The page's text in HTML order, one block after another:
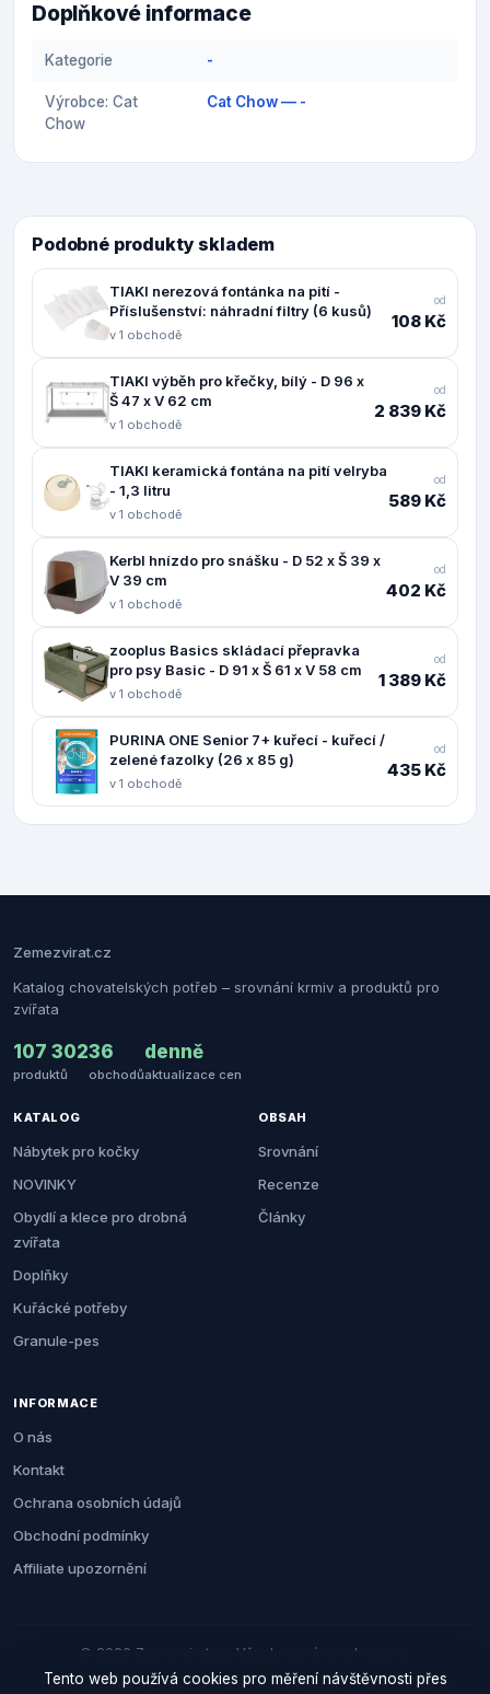
Doplňkové informace
Kategorie -
Výrobce: Cat
Chow
Cat Chow — -
Podobné produkty skladem
TIAKI nerezová fontánka na pití -
Příslušenství: náhradní filtry (6 kusů)
v 1 obchodě
od
108 Kč
TIAKI výběh pro křečky, bílý - D 96 x
Š 47 x V 62 cm
v 1 obchodě
od
2 839 Kč
TIAKI keramická fontána na pití velryba
- 1,3 litru
v 1 obchodě
od
589 Kč
Kerbl hnízdo pro snášku - D 52 x Š 39 x
V 39 cm
v 1 obchodě
od
402 Kč
zooplus Basics skládací přepravka
pro psy Basic - D 91 x Š 61 x V 58 cm
v 1 obchodě
od
1 389 Kč
PURINA ONE Senior 7+ kuřecí - kuřecí /
zelené fazolky (26 x 85 g)
v 1 obchodě
od
435 Kč
Zemezvirat.cz
Katalog chovatelských potřeb – srovnání krmiv a produktů pro
zvířata
107 302
produktů
36
obchodů
denně
aktualizace cen
KATALOG
Nábytek pro kočky
NOVINKY
Obydlí a klece pro drobná
zvířata
Doplňky
Kuřácké potřeby
Granule-pes
OBSAH
Srovnání
Recenze
Články
INFORMACE
O nás
Kontakt
Ochrana osobních údajů
Obchodní podmínky
Affiliate upozornění
© 2026 Zemezvirat.cz. Všechna práva vyhrazena.
Za nákup přes naše odkazy můžeme získat provizi. Cenu pro vás to
Tento web používá cookies pro měření návštěvnosti přes